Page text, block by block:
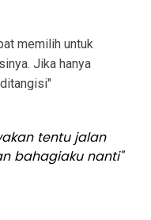
memilih untuk
Jika hanya
tentu jalan
bahagiaku nanti"